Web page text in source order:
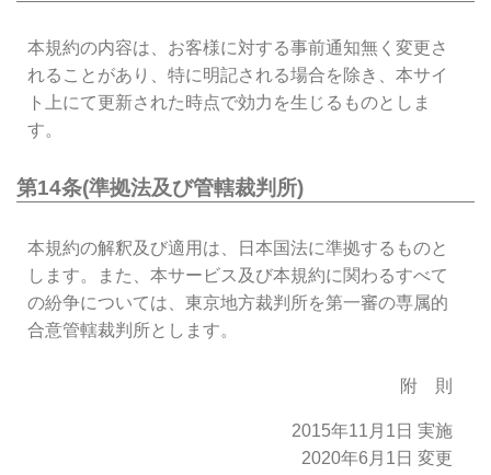
本規約の内容は、お客様に対する事前通知無く変更さ
れることがあり、特に明記される場合を除き、本サイ
ト上にて更新された時点で効力を生じるものとしま
す。
第14条(準拠法及び管轄裁判所)
本規約の解釈及び適用は、日本国法に準拠するものと
します。また、本サービス及び本規約に関わるすべて
の紛争については、東京地方裁判所を第一審の専属的
合意管轄裁判所とします。
附 則
2015年11月1日 実施
2020年6月1日 変更